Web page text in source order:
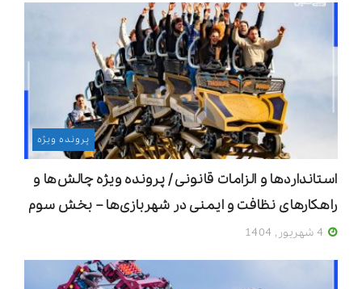
پرونده ویژه
استانداردها و الزامات قانونی / پرونده ویژه چالش‌ها و
راهکارهای نظافت و ایمنی در شهربازی‌ها – بخش سوم